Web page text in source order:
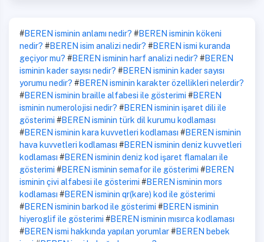
#BEREN isminin anlamı nedir? #BEREN isminin kökeni
nedir? #BEREN isim analizi nedir? #BEREN ismi kuranda
geçiyor mu? #BEREN isminin harf analizi nedir? #BEREN
isminin kader sayısı nedir? #BEREN isminin kader sayısı
yorumu nedir? #BEREN isminin karakter özellikleri nelerdir?
#BEREN isminin braille alfabesi ile gösterimi #BEREN
isminin numerolojisi nedir? #BEREN isminin işaret dili ile
gösterimi #BEREN isminin türk dil kurumu kodlaması
#BEREN isminin kara kuvvetleri kodlaması #BEREN isminin
hava kuvvetleri kodlaması #BEREN isminin deniz kuvvetleri
kodlaması #BEREN isminin deniz kod işaret flamaları ile
gösterimi #BEREN isminin semafor ile gösterimi #BEREN
isminin çivi alfabesi ile gösterimi #BEREN isminin mors
kodlaması #BEREN isminin qr(kare) kod ile gösterimi
#BEREN isminin barkod ile gösterimi #BEREN isminin
hiyeroglif ile gösterimi #BEREN isminin mısırca kodlaması
#BEREN ismi hakkında yapılan yorumlar#BEREN bebek